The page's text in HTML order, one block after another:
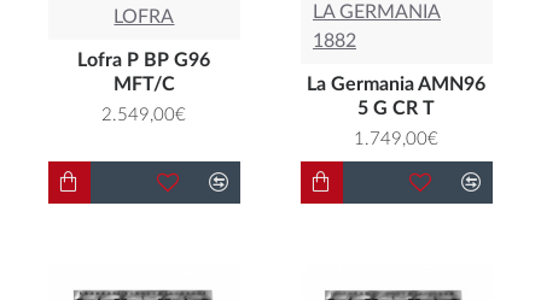
LOFRA
Lofra P BP G96
MFT/C
2.549,00€
LA GERMANIA
1882
La Germania AMN96
5 G CR T
1.749,00€